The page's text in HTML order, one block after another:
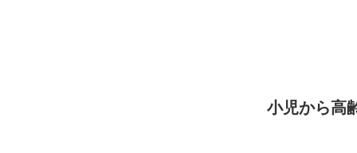
小児から高